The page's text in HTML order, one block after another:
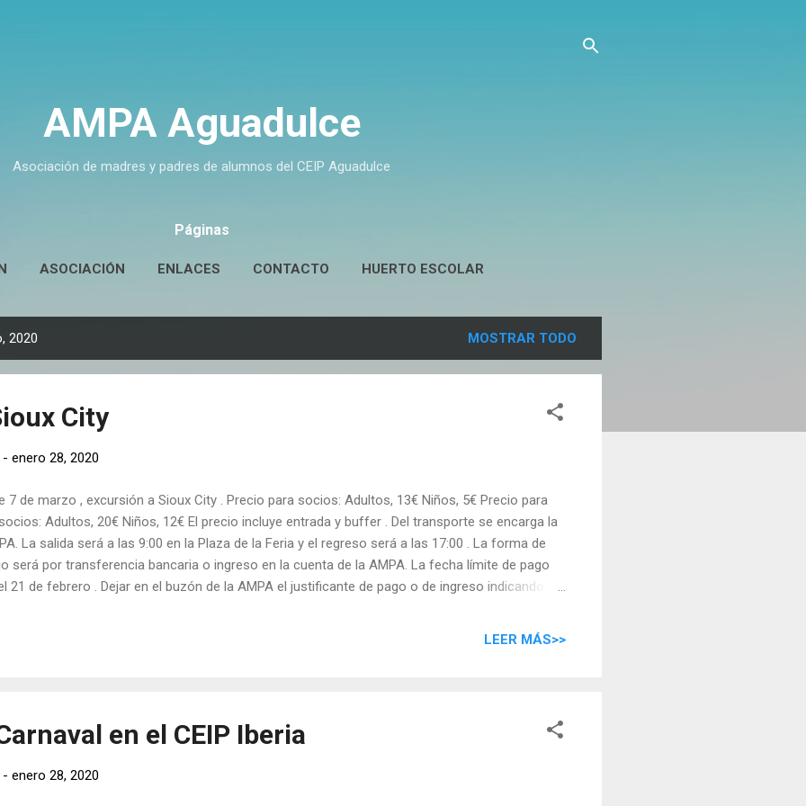
AMPA Aguadulce
Asociación de madres y padres de alumnos del CEIP Aguadulce
Páginas
ASOCIACIÓN ENLACES CONTACTO HUERTO ESCOLAR
2020 MOSTRAR TODO
City
- enero 28, 2020
7 de marzo , excursión a Sioux City . Precio para socios: Adultos, 13€ Niños, 5€ Precio para
Adultos, 20€ Niños, 12€ El precio incluye entrada y buffer . Del transporte se encarga la
La salida será a las 9:00 en la Plaza de la Feria y el regreso será a las 17:00 . La forma de
será por transferencia bancaria o ingreso en la cuenta de la AMPA. La fecha límite de pago
21 de febrero . Dejar en el buzón de la AMPA el justificante de pago o de ingreso indicando
LEER MÁS>>
en el CEIP Iberia
- enero 28, 2020